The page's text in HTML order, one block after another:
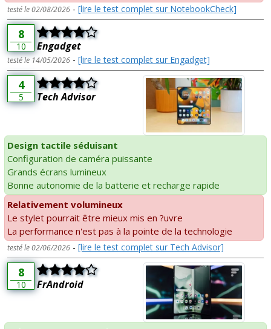
testé le 02/08/2026 - [lire le test complet sur NotebookCheck]
8
10 Engadget
testé le 14/05/2026 - [lire le test complet sur Engadget]
4
5 Tech Advisor
Design tactile séduisant
Configuration de caméra puissante
Grands écrans lumineux
Bonne autonomie de la batterie et recharge rapide
Relativement volumineux
Le stylet pourrait être mieux mis en ?uvre
La performance n'est pas à la pointe de la technologie
testé le 02/06/2026 - [lire le test complet sur Tech Advisor]
8
10 FrAndroid